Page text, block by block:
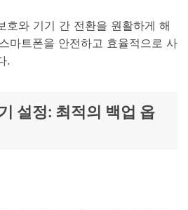
호와 기기 간 전환을 원활하게 해
마트폰을 안전하고 효율적으로 사
.
설정: 최적의 백업 옵